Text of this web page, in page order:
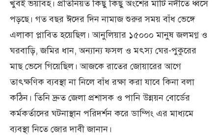
খুবই ভয়াবহ। প্রতিনিয়ত কিছু কিছু অংশের মাটি নদীতে ধ্বসে
পড়ছে। গত বছর ঈদের দিন নামাজ শুরুর সময় বাঁধ ভেঙ্গে
এলাকা প্লাবিত হয়েছিল। আনুলিয়ার ১৫০০০ মানুষ জলমগ্ন ও
ঘরবাড়ি, জমির ধান, অন্যান্য ফসল ও মৎস্য ঘের-পুকুরের
মাছ ভেসে গিয়েছিল। আজকে রাতের জোয়ারের আগে
তাৎক্ষণিক ব্যবস্থা না নিলে বাঁধ রক্ষা করা যাবে কিনা বলা
কঠিন। তিনি দ্রুত জেলা প্রশাসক ও পানি উন্নয়ন বোর্ডের
কর্মকর্তাদের ঘটনাস্থান পরিদর্শন করে ডাম্পিং এর মাধ্যমে
ব্যবস্থা নিতে জোর দাবী জানান।